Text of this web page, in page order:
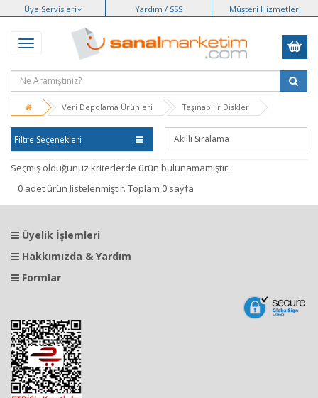
Üye Servisleri Yardım / SSS Müşteri Hizmetleri
Veri Depolama Ürünleri Taşınabilir Diskler
Filtre Seçenekleri
Seçmiş olduğunuz kriterlerde ürün bulunamamıştır.
0 adet ürün listelenmiştir. Toplam 0 sayfa
Üyelik İşlemleri
Hakkımızda & Yardım
Formlar